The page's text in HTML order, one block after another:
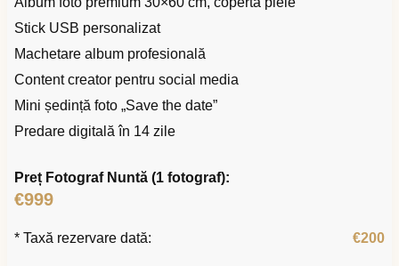
Stick USB personalizat
Machetare album profesională
Content creator pentru social media
Mini ședință foto „Save the date”
Predare digitală în 14 zile
Preț Fotograf Nuntă (1 fotograf):
€999
* Taxă rezervare dată: €200